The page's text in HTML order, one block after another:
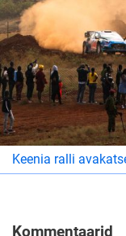
Keenia ralli
Kommentaarid